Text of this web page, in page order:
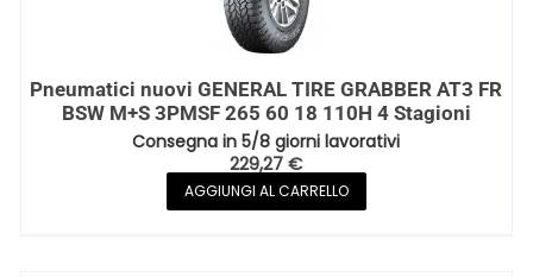
Pneumatici nuovi GENERAL TIRE GRABBER AT3 FR
BSW M+S 3PMSF 265 60 18 110H 4 Stagioni
Consegna in 5/8 giorni lavorativi
229,27€
AGGIUNGI AL CARRELLO